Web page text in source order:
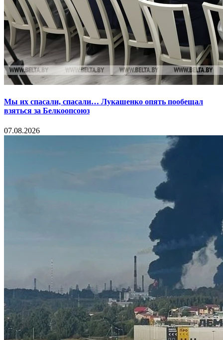
Мы их спасали, спасали… Лукашенко опять пообещал
взяться за Белкоопсоюз
07.08.2026